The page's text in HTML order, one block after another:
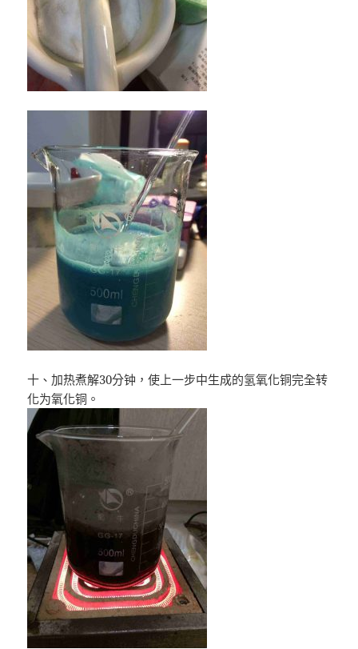
十、加热煮解30分钟，使上一步中生成的氢氧化铜完全转
化为氧化铜。